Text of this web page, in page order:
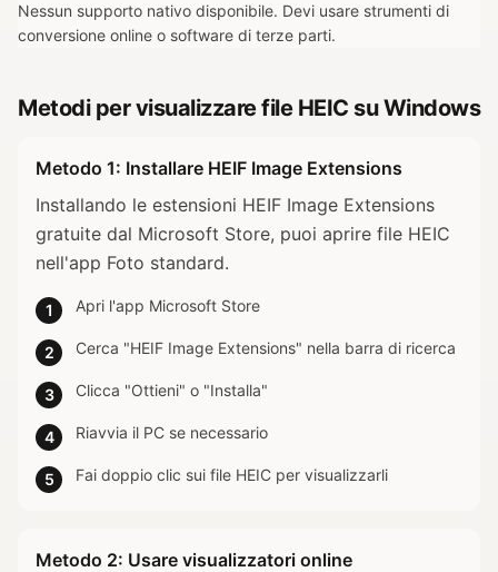
Nessun supporto nativo disponibile. Devi usare strumenti di
conversione online o software di terze parti.
Metodi per visualizzare file HEIC su Windows
Metodo 1: Installare HEIF Image Extensions
Installando le estensioni HEIF Image Extensions
gratuite dal Microsoft Store, puoi aprire file HEIC
nell'app Foto standard.
1 Apri l'app Microsoft Store
2 Cerca "HEIF Image Extensions" nella barra di ricerca
3 Clicca "Ottieni" o "Installa"
4 Riavvia il PC se necessario
5 Fai doppio clic sui file HEIC per visualizzarli
Metodo 2: Usare visualizzatori online